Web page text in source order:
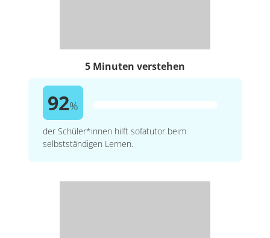
5 Minuten verstehen
92%
der Schüler*innen hilft sofatutor beim
selbstständigen Lernen.